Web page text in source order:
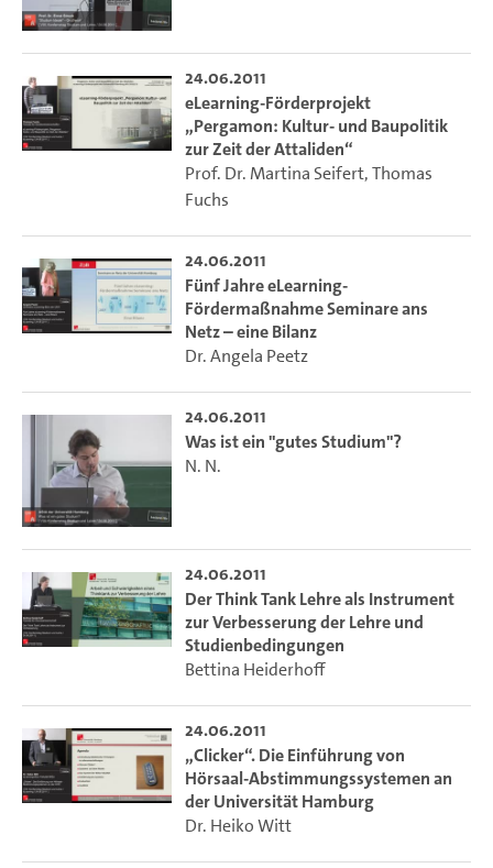
24.06.2011
eLearning-Förderprojekt
„Pergamon: Kultur- und Baupolitik
zur Zeit der Attaliden“
Prof. Dr. Martina Seifert,Thomas
Fuchs
24.06.2011
Fünf Jahre eLearning-
Fördermaßnahme Seminare ans
Netz – eine Bilanz
Dr. Angela Peetz
24.06.2011
Was ist ein "gutes Studium"?
N. N.
24.06.2011
Der Think Tank Lehre als Instrument
zur Verbesserung der Lehre und
Studienbedingungen
Bettina Heiderhoff
24.06.2011
„Clicker“. Die Einführung von
Hörsaal-Abstimmungssystemen an
der Universität Hamburg
Dr. Heiko Witt